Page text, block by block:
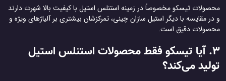
محصولات تیسکو مخصوصاً در زمینه استنلس استیل با کیفیت بالا شهرت دارند
و در مقایسه با دیگر استیل سازان چینی، تمرکزشان بیشتری بر آلیاژهای ویژه و
محصولات دقیق است.
3. آیا تیسکو فقط محصولات استنلس استیل
تولید می‌کند؟